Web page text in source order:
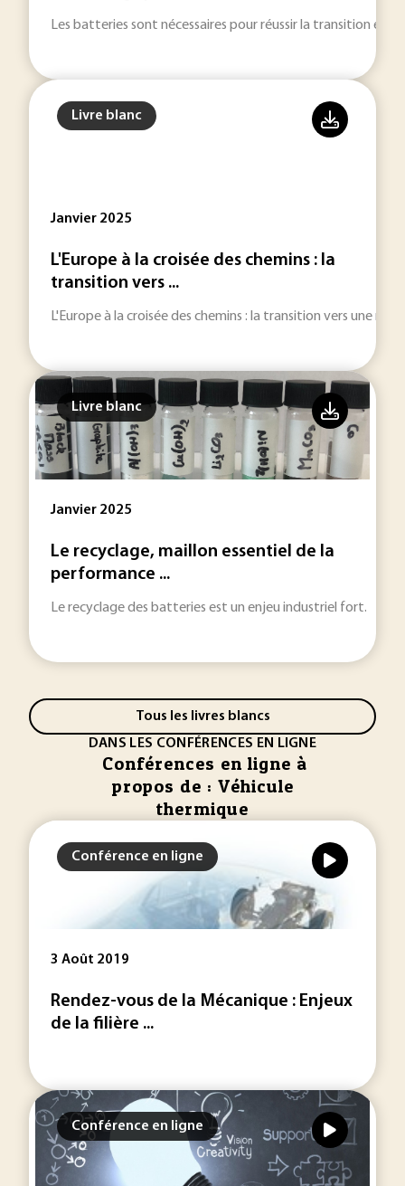
Les batteries sont nécessaires pour réussir la transition
Livre blanc
Janvier 2025
L'Europe à la croisée des chemins : la
transition vers ...
L'Europe à la croisée des chemins : la transition vers une
Livre blanc
Janvier 2025
Le recyclage, maillon essentiel de la
performance ...
Le recyclage des batteries est un enjeu industriel fort.
Tous les livres blancs
DANS LES CONFÉRENCES EN LIGNE
Conférences en ligne à
propos de : Véhicule
thermique
Conférence en ligne
3 Août 2019
Rendez-vous de la Mécanique : Enjeux
de la filière ...
Conférence en ligne